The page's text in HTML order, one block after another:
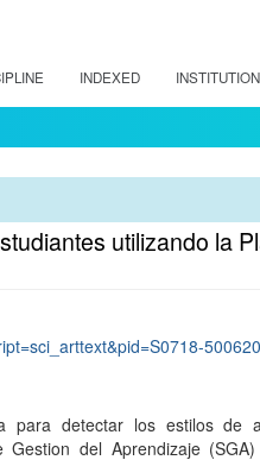
INDEXED
utilizando la
para detectar los estilos de
Gestion del Aprendizaje